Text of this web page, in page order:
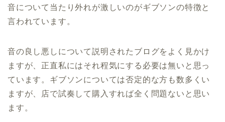
音について当たり外れが激しいのがギブソンの特徴と
言われています。
音の良し悪しについて説明されたブログをよく見かけ
ますが、正直私にはそれ程気にする必要は無いと思っ
ています。ギブソンについては否定的な方も数多くい
ますが、店で試奏して購入すれば全く問題ないと思い
ます。